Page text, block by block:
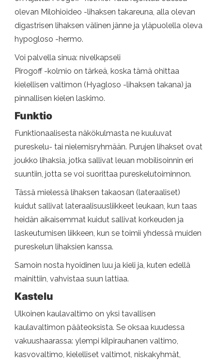
olevan Milohioideo -lihaksen takareuna, alla olevan
digastrisen lihaksen välinen jänne ja yläpuolella oleva
hypogloso -hermo.
Voi palvella sinua: nivelkapseli
Pirogoff -kolmio on tärkeä, koska tämä ohittaa
kielellisen valtimon (Hyagloso -lihaksen takana) ja
pinnallisen kielen laskimo.
Funktio
Funktionaalisesta näkökulmasta ne kuuluvat
pureskelu- tai nielemisryhmään. Purujen lihakset ovat
joukko lihaksia, jotka sallivat leuan mobilisoinnin eri
suuntiin, jotta se voi suorittaa pureskelutoiminnon.
Tässä mielessä lihaksen takaosan (lateraaliset)
kuidut sallivat lateraalisuusliikkeet leukaan, kun taas
heidän aikaisemmat kuidut sallivat korkeuden ja
laskeutumisen liikkeen, kun se toimii yhdessä muiden
pureskelun lihaksien kanssa.
Samoin nosta hyoidinen luu ja kieli ja, kuten edellä
mainittiin, vahvistaa suun lattiaa.
Kastelu
Ulkoinen kaulavaltimo on yksi tavallisen
kaulavaltimon pääteoksista. Se oksaa kuudessa
vakuushaarassa: ylempi kilpirauhanen valtimo,
kasvovaltimo, kielelliset valtimot, niskakyhmät,